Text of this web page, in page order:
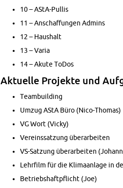
10 – AStA-Pul­lis
11 – An­schaf­fun­gen Ad­mins
12 – Haus­halt
13 – Varia
14 – Akute ToDos
Ak­tu­el­le Pro­jek­te und
Team­buil­ding
Umzug AStA Büro (Ni­co-Tho­mas)
VG Wort (Vicky)
Ver­eins­sat­zung über­ar­bei­ten
VS-Sat­zung über­ar­bei­ten
Lehr­film für die Kli­ma­an­la­ge in
Be­triebs­haft­pflicht (Joe)